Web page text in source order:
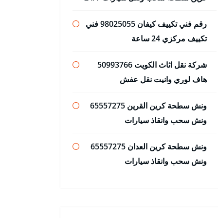
رقم فني تكييف كيفان 98025055 فني
تكييف مركزي 24 ساعة
شركة نقل اثاث الكويت 50993766
هاف لوري وانيت نقل عفش
ونش سطحة كرين القرين 65557275
ونش سحب وانقاذ سيارات
ونش سطحة كرين العدان 65557275
ونش سحب وانقاذ سيارات